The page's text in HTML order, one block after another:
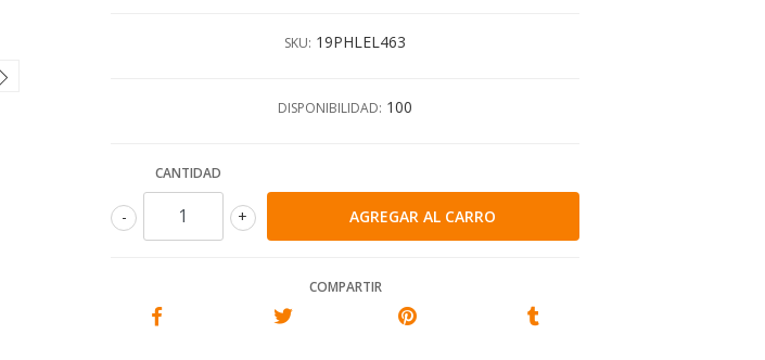
SKU: 19PHLEL463
DISPONIBILIDAD: 100
CANTIDAD
+
-
COMPARTIR